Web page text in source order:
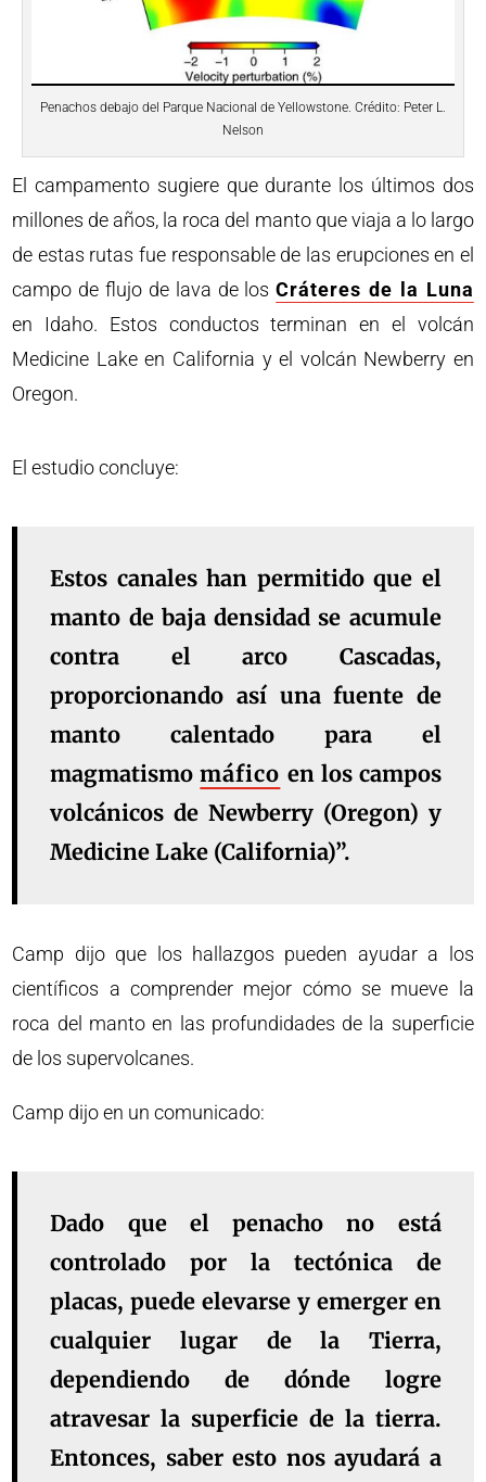
Penachos debajo del Parque Nacional de Yellowstone. Crédito: Peter L.
Nelson
El campamento sugiere que durante los últimos dos
millones de años, la roca del manto que viaja a lo largo
de estas rutas fue responsable de las erupciones en el
campo de flujo de lava de losCráteres de la Luna
en Idaho. Estos conductos terminan en el volcán
Medicine Lake en California y el volcán Newberry en
Oregon.
El estudio concluye:
Estos canales han permitido que el
manto de baja densidad se acumule
contra el arco Cascadas,
proporcionando así una fuente de
manto calentado para el
magmatismomáfico en los campos
volcánicos de Newberry (Oregon) y
Medicine Lake (California)”.
Camp dijo que los hallazgos pueden ayudar a los
científicos a comprender mejor cómo se mueve la
roca del manto en las profundidades de la superficie
de los supervolcanes.
Camp dijo en un comunicado:
Dado que el penacho no está
controlado por la tectónica de
placas, puede elevarse y emerger en
cualquier lugar de la Tierra,
dependiendo de dónde logre
atravesar la superficie de la tierra.
Entonces, saber esto nos ayudará a